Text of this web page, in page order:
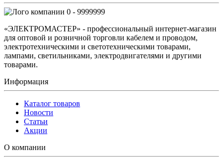
0 - 9999999
«ЭЛЕКТРОМАСТЕР» - профессиональный интернет-магазин
для оптовой и розничной торговли кабелем и проводом,
электротехническими и светотехническими товарами,
лампами, светильниками, электродвигателями и другими
товарами.
Информация
Каталог товаров
Новости
Статьи
Акции
О компании